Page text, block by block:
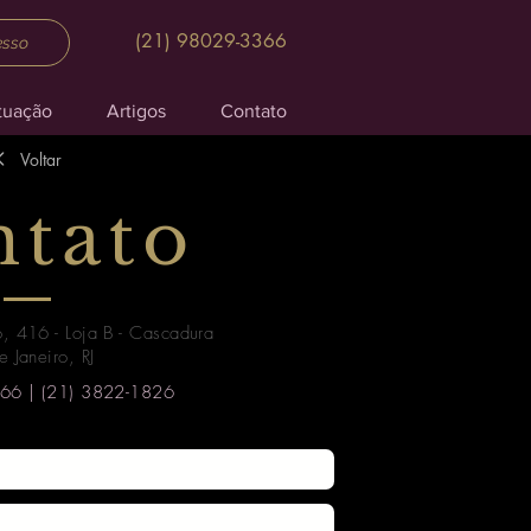
(21) 98029-3366
Artigos Contato
Voltar
416 - Loja B - Cascadura
Janeiro, RJ
| (21) 3822-1826